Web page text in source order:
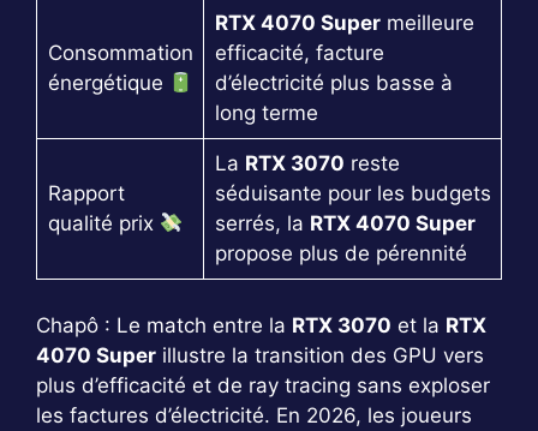
Consommation
énergétique
RTX 4070 Supermeilleure
efficacité, facture
d’électricité plus basse à
long terme
Rapport
qualité prix
La RTX 3070 reste
séduisante pour les budgets
serrés, la RTX 4070 Super
propose plus de pérennité
Chapô : Le match entre la RTX 3070 et la RTX
4070 Super illustre la transition des GPU vers
plus d’efficacité et de ray tracing sans exploser
les factures d’électricité. En 2026, les joueurs